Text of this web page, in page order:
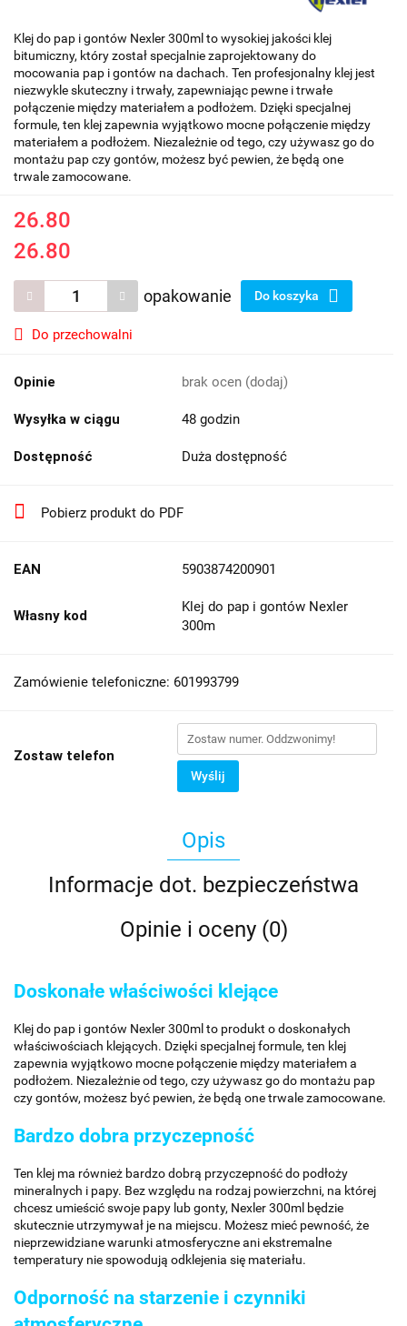
Klej do pap i gontów Nexler 300ml to wysokiej jakości klej
bitumiczny, który został specjalnie zaprojektowany do
mocowania pap i gontów na dachach. Ten profesjonalny klej jest
niezwykle skuteczny i trwały, zapewniając pewne i trwałe
połączenie między materiałem a podłożem. Dzięki specjalnej
formule, ten klej zapewnia wyjątkowo mocne połączenie między
materiałem a podłożem. Niezależnie od tego, czy używasz go do
montażu pap czy gontów, możesz być pewien, że będą one
trwale zamocowane.
26.80
26.80
opakowanie Do koszyka
Do przechowalni
Opinie brak ocen (dodaj)
Wysyłka w ciągu 48 godzin
Dostępność Duża dostępność
Pobierz produkt do PDF
EAN 5903874200901
Własny kod
Klej do pap i gontów Nexler
300m
Zamówienie telefoniczne: 601993799
Zostaw telefon
Wyślij
Opis
Informacje dot. bezpieczeństwa
Opinie i oceny (0)
Doskonałe właściwości klejące
Klej do pap i gontów Nexler 300ml to produkt o doskonałych
właściwościach klejących. Dzięki specjalnej formule, ten klej
zapewnia wyjątkowo mocne połączenie między materiałem a
podłożem. Niezależnie od tego, czy używasz go do montażu pap
czy gontów, możesz być pewien, że będą one trwale zamocowane.
Bardzo dobra przyczepność
Ten klej ma również bardzo dobrą przyczepność do podłoży
mineralnych i papy. Bez względu na rodzaj powierzchni, na której
chcesz umieścić swoje papy lub gonty, Nexler 300ml będzie
skutecznie utrzymywał je na miejscu. Możesz mieć pewność, że
nieprzewidziane warunki atmosferyczne ani ekstremalne
temperatury nie spowodują odklejenia się materiału.
Odporność na starzenie i czynniki